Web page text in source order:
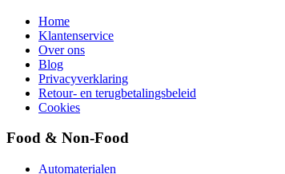
Home
Klantenservice
Over ons
Blog
Privacyverklaring
Retour- en terugbetalingsbeleid
Cookies
Food & Non-Food
Automaterialen